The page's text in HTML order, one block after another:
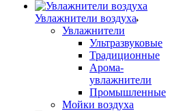
Увлажнители воздуха
Увлажнители
Ультразвуковые
Традиционные
Арома-
увлажнители
Промышленные
Мойки воздуха